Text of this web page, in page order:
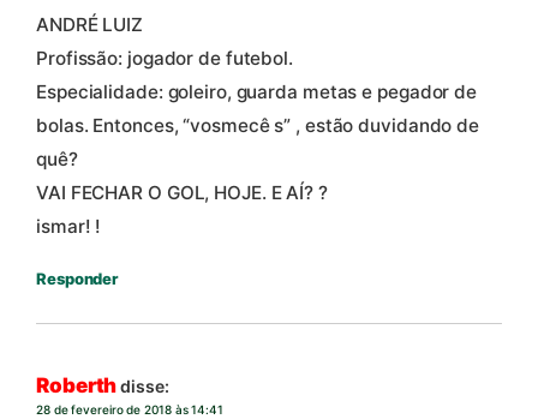
ANDRÉ LUIZ
Profissão: jogador de futebol.
Especialidade: goleiro, guarda metas e pegador de
bolas. Entonces, “vosmecê s” , estão duvidando de
quê?
VAI FECHAR O GOL, HOJE. E AÍ? ?
ismar! !
Responder
Roberthdisse:
28 de fevereiro de 2018 às 14:41